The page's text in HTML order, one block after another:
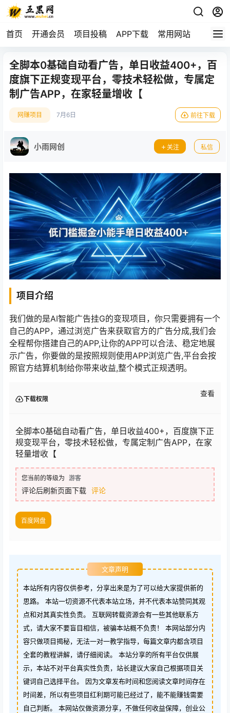
首页 开通会员 项目投稿 APP下载 常用网站
全脚本0基础自动看广告，单日收益400+，百
度旗下正规变现平台，零技术轻松做，专属定
制广告APP，在家轻量增收【
网赚项目 7月6日 前往下载
小雨网创 关注 私信
项目介绍
我们做的是AI智能广告挂G的变现项目，你只需要拥有一个
自己的APP，通过浏览广告来获取官方的广告分成,我们会
全程帮你搭建自己的APP,让你的APP可以合法、稳定地展
示广告，你要做的是按照规则使用APP浏览广告,平台会按
照官方结算机制给你带来收益,整个模式正规透明。
下载权限
查看
全脚本0基础自动看广告，单日收益400+，百度旗下正
规变现平台，零技术轻松做，专属定制广告APP，在家
轻量增收【
您当前的等级为 游客
评论后刷新页面下载 评论
百度网盘
文章声明
本站所有内容仅供参考，分享出来是为了可以给大家提供新的
思路。 本站一切资源不代表本站立场，并不代表本站赞同其观
点和对其真实性负责。 互联网转载资源会有一些其他联系方
式，请大家不要盲目相信，被骗本站概不负责！ 本网站部分内
容只做项目揭秘，无法一对一教学指导，每篇文章内都含项目
全套的教程讲解，请仔细阅读。 本站分享的所有平台仅供展
示，本站不对平台真实性负责，站长建议大家自己根据项目关
键词自己选择平台。 因为文章发布时间和您阅读文章时间存在
时间差，所以有些项目红利期可能已经过了，能不能赚钱需要
自己判断。 本网站仅做资源分享，不做任何收益保障，创业公